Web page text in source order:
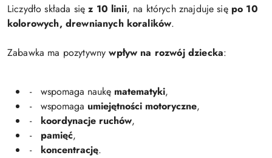
Liczydło składa sięz 10 linii, na których znajduje się po 10
kolorowych, drewnianych koralików.
Zabawka ma pozytywnywpływ na rozwój dziecka:
- wspomaga naukę matematyki,
- wspomaga umiejętności motoryczne,
- koordynacje ruchów,
- pamięć,
- koncentrację.